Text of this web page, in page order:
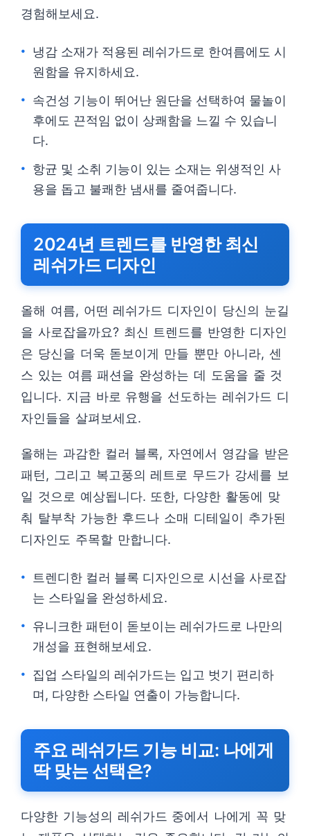
경험해보세요.
냉감 소재가 적용된 레쉬가드로 한여름에도 시
원함을 유지하세요.
속건성 기능이 뛰어난 원단을 선택하여 물놀이
후에도 끈적임 없이 상쾌함을 느낄 수 있습니
다.
항균 및 소취 기능이 있는 소재는 위생적인 사
용을 돕고 불쾌한 냄새를 줄여줍니다.
2024년 트렌드를 반영한 최신
레쉬가드 디자인
올해 여름, 어떤 레쉬가드 디자인이 당신의 눈길
을 사로잡을까요? 최신 트렌드를 반영한 디자인
은 당신을 더욱 돋보이게 만들 뿐만 아니라, 센
스 있는 여름 패션을 완성하는 데 도움을 줄 것
입니다. 지금 바로 유행을 선도하는 레쉬가드 디
자인들을 살펴보세요.
올해는 과감한 컬러 블록, 자연에서 영감을 받은
패턴, 그리고 복고풍의 레트로 무드가 강세를 보
일 것으로 예상됩니다. 또한, 다양한 활동에 맞
춰 탈부착 가능한 후드나 소매 디테일이 추가된
디자인도 주목할 만합니다.
트렌디한 컬러 블록 디자인으로 시선을 사로잡
는 스타일을 완성하세요.
유니크한 패턴이 돋보이는 레쉬가드로 나만의
개성을 표현해보세요.
집업 스타일의 레쉬가드는 입고 벗기 편리하
며, 다양한 스타일 연출이 가능합니다.
주요 레쉬가드 기능 비교: 나에게
딱 맞는 선택은?
다양한 기능성의 레쉬가드 중에서 나에게 꼭 맞